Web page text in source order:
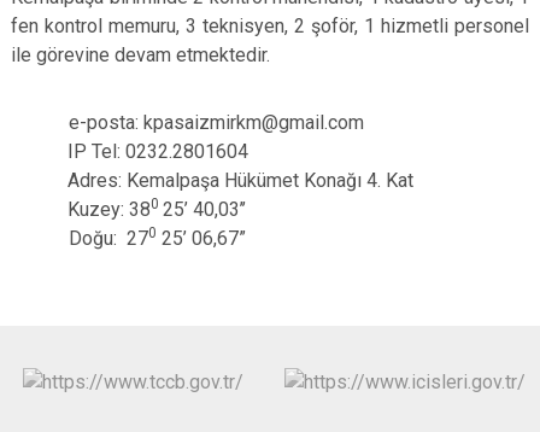
fen kontrol memuru, 3 teknisyen, 2 şoför, 1 hizmetli personel
ile görevine devam etmektedir.
e-posta: kpasaizmirkm@gmail.com
IP Tel: 0232.2801604
Adres: Kemalpaşa Hükümet Konağı 4. Kat
Kuzey: 38025’ 40,03’’
Doğu: 270 25’ 06,67”